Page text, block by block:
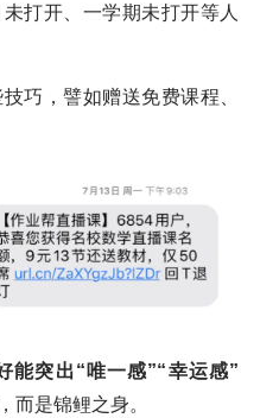
打开、一学期未打开等人
巧，譬如赠送免费课程、
能突出“唯一感”“幸运感”
而是锦鲤之身。